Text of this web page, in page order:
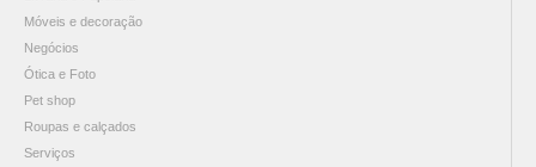
Móveis e decoração
Negócios
Ótica e Foto
Pet shop
Roupas e calçados
Serviços